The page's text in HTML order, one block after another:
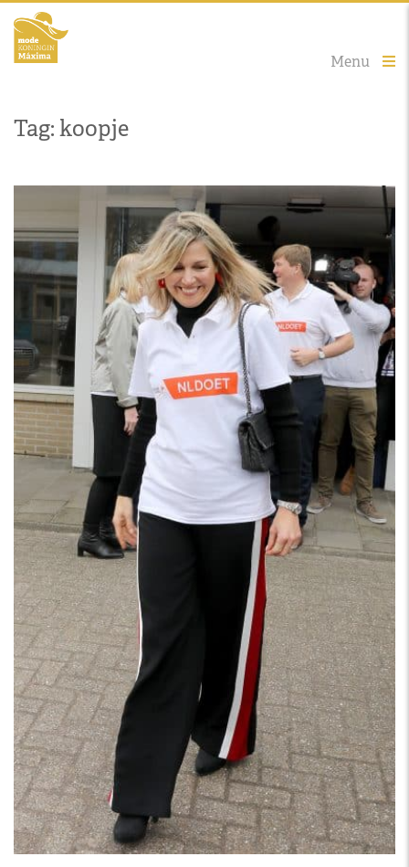
Menu
Tag: koopje